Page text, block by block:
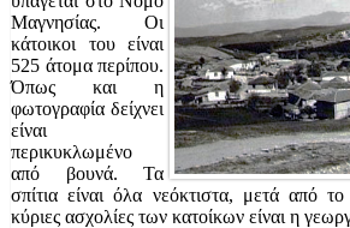
Μαγνησίας. Οι
κάτοικοι του είναι
525 άτομα περίπου.
Όπως και η
φωτογραφία δείχνει
είναι
περικυκλωμένο
από βουνά. Τα
σπίτια είναι όλα νεόκτιστα, μετά από
κύριες ασχολίες των κατοίκων είναι η